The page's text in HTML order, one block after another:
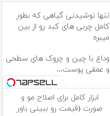
تنها نوشیدنی گیاهی که بطور
کامل چربی های کبد رو از بین
میبره
وداع با چین و چروک های سطحی
و عمقی پوست...
ابزار کامل برای اصلاح مو و
صورت (قیمت رو ببینی باور